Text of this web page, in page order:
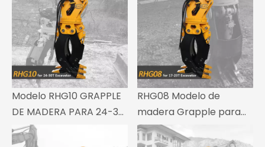
toneladas
Modelo RHG10 GRAPPLE
DE MADERA PARA 24-30
T EXCAVADOR
RHG08 Modelo de
madera Grapple para
17-23 T Excavator